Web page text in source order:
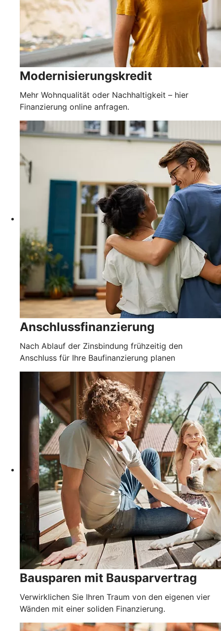
Modernisierungskredit
Mehr Wohnqualität oder Nachhaltigkeit – hier
Finanzierung online anfragen.
Anschlussfinanzierung
Nach Ablauf der Zinsbindung frühzeitig den
Anschluss für Ihre Baufinanzierung planen
Bausparen mit Bausparvertrag
Verwirklichen Sie Ihren Traum von den eigenen vier
Wänden mit einer soliden Finanzierung.